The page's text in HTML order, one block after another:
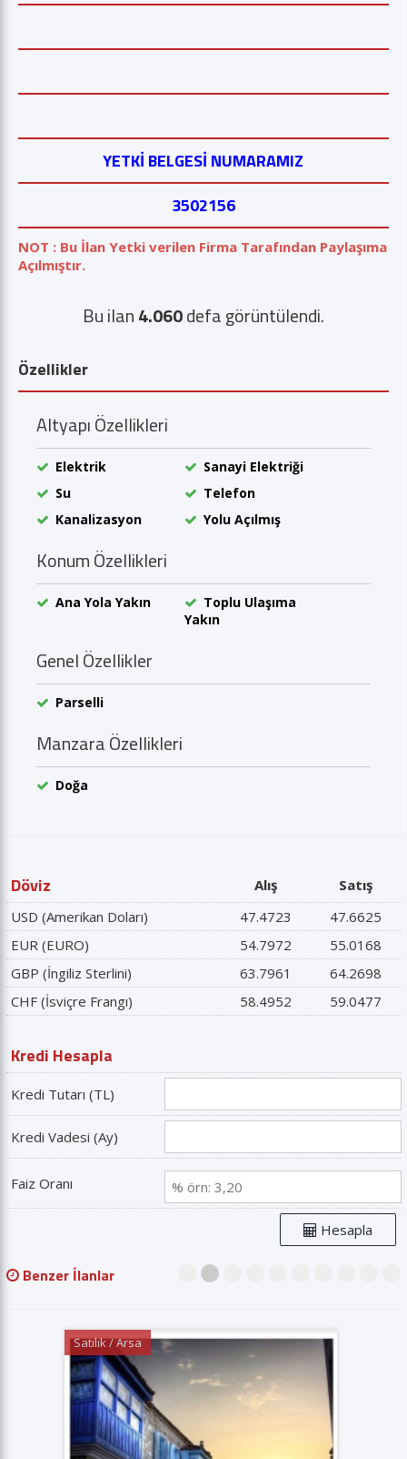
YETKİ BELGESİ NUMARAMIZ
3502156
NOT : Bu İlan Yetki verilen Firma Tarafından Paylaşıma
Açılmıştır.
Bu ilan4.060defa görüntülendi.
Özellikler
Altyapı Özellikleri
Elektrik
Sanayi Elektriği
Su
Telefon
Kanalizasyon
Yolu Açılmış
Konum Özellikleri
Ana Yola Yakın
Toplu Ulaşıma
Yakın
Genel Özellikler
Parselli
Manzara Özellikleri
Doğa
Döviz Alış
Satış
USD (Amerikan Doları)
47.4723
47.6625
EUR (EURO)
54.7972
55.0168
GBP (İngiliz Sterlini)
63.7961
64.2698
CHF (İsviçre Frangı)
58.4952 59.0477
Kredi Hesapla
Kredi Tutarı (TL)
Kredi Vadesi (Ay)
Faiz Oranı
Hesapla
2
Benzer İlanlar
Satılık / Arsa